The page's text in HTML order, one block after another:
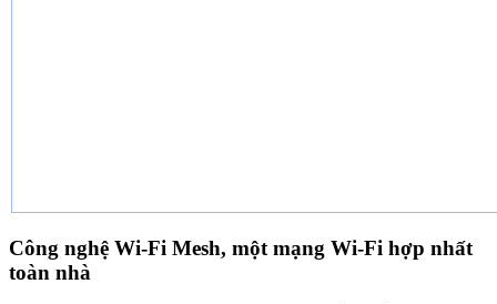
Công nghệ Wi-Fi Mesh, một mạng Wi-Fi hợp nhất
toàn nhà